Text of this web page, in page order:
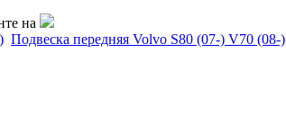
на
Подвеска передняя Volvo S80 (07-) V70 (08-)